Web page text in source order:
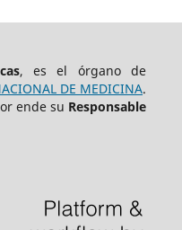
, es el órgano de
DE MEDICINA.
ende su Responsable